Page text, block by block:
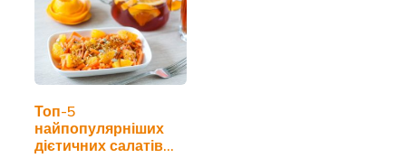
Топ-5
найпопулярніших
дієтичних салатів